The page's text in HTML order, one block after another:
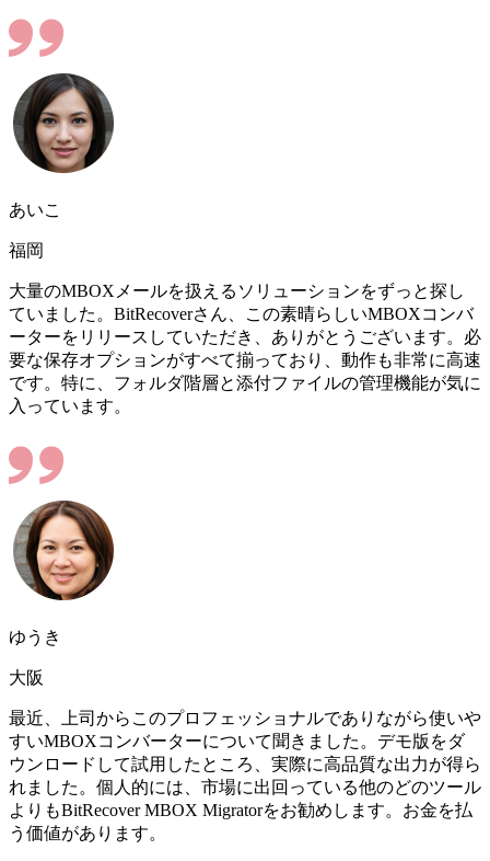
あいこ
福岡
大量のMBOXメールを扱えるソリューションをずっと探し
ていました。BitRecoverさん、この素晴らしいMBOXコンバ
ーターをリリースしていただき、ありがとうございます。必
要な保存オプションがすべて揃っており、動作も非常に高速
です。特に、フォルダ階層と添付ファイルの管理機能が気に
入っています。
ゆうき
大阪
最近、上司からこのプロフェッショナルでありながら使いや
すいMBOXコンバーターについて聞きました。デモ版をダ
ウンロードして試用したところ、実際に高品質な出力が得ら
れました。個人的には、市場に出回っている他のどのツール
よりもBitRecover MBOX Migratorをお勧めします。お金を払
う価値があります。